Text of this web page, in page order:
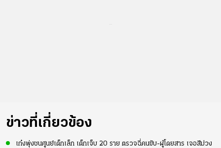
ข่าวที่เกี่ยวข้อง
เก๋งพุ่งชนศูนย์เด็กเล็ก เด็กเจ็บ 20 ราย ตรวจฉี่คนขับ-ผู้โดยสาร เจอสีม่วง